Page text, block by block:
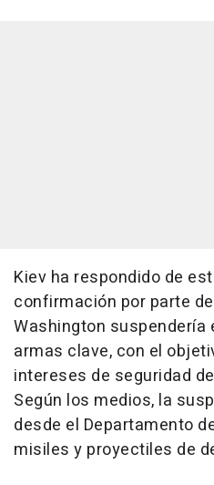
Kiev ha respondido de
confirmación por parte
Washington suspendería
armas clave, con el
intereses de seguridad
Según los medios, la
desde el Departamento
misiles y proyectiles de